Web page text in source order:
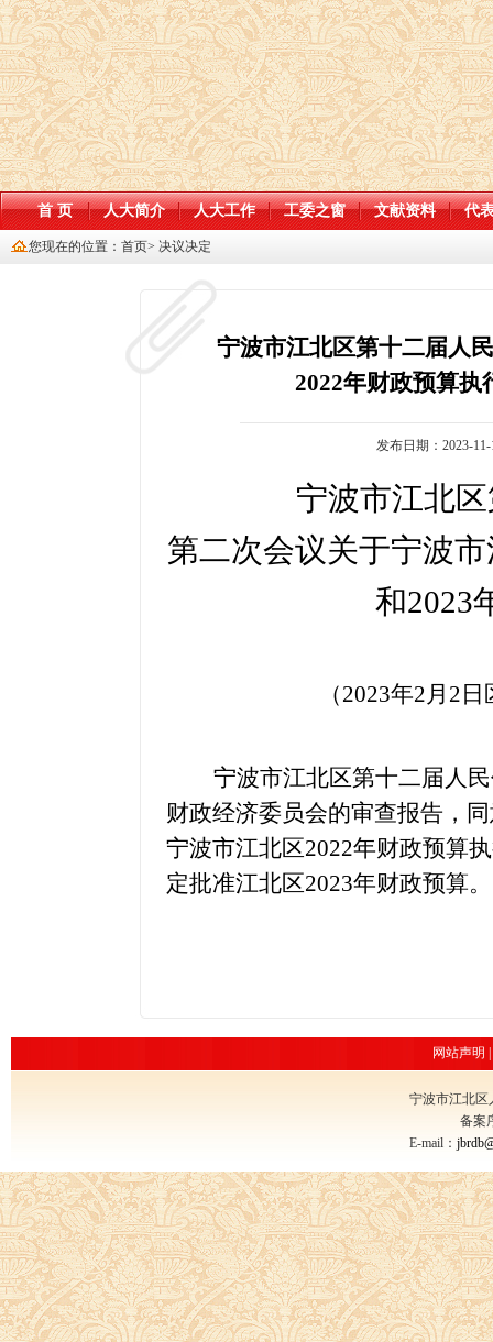
首 页 人大简介 人大工作 工委之窗 文献资料 代
您现在的位置： 首页> 决议决定
宁波市江北区第十二届人
2022年财政预算执
发布日期：2023-
宁波市江北
第二次会议关于宁波
和2023
（2023年2月 2 日
宁波市江北区第十二届人
财政经济委员会的审查报告，
宁波市江北区2022年财政预算
定批准江北区2023年财政预算。
网站声明
宁波市江北区
备案
E-mail：